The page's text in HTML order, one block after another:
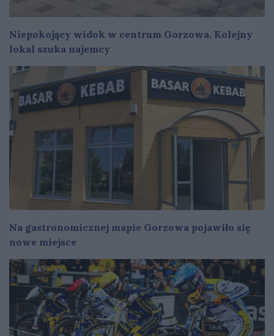
Niepokojący widok w centrum Gorzowa. Kolejny
lokal szuka najemcy
Na gastronomicznej mapie Gorzowa pojawiło się
nowe miejsce